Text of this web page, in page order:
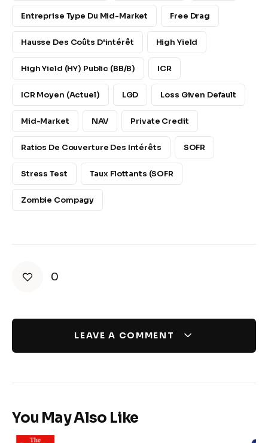
Entreprise Type Du Mid-Market Free Drag
Hausse Des Coûts D'intérêt High Yield
High Yield (HY) Public (BB/B) ICR
ICR Moyen (Actuel) LGD Loss Given Default
Mid-Market NAV Private Credit
Ratios De Couverture Des Intérêts SOFR
Stress Test Taux Flottants (SOFR
Zombie Compagy
0
LEAVE A COMMENT
You May Also Like